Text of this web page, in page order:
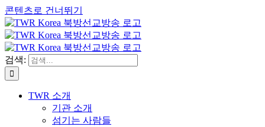
콘텐츠로 건너뛰기
검색:
TWR 소개
기관 소개
섬기는 사람들